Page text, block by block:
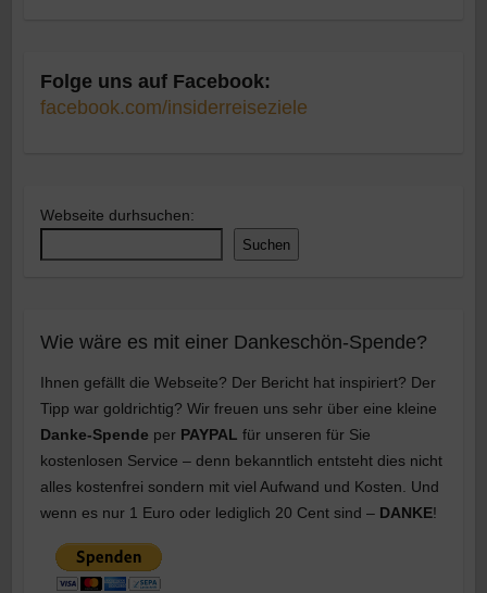
Folge uns auf Facebook:
facebook.com/insiderreiseziele
Webseite durhsuchen:
Suchen
Wie wäre es mit einer Dankeschön-Spende?
Ihnen gefällt die Webseite? Der Bericht hat inspiriert? Der
Tipp war goldrichtig? Wir freuen uns sehr über eine kleine
Danke-Spende per PAYPAL für unseren für Sie
kostenlosen Service – denn bekanntlich entsteht dies nicht
alles kostenfrei sondern mit viel Aufwand und Kosten. Und
wenn es nur 1 Euro oder lediglich 20 Cent sind – DANKE!